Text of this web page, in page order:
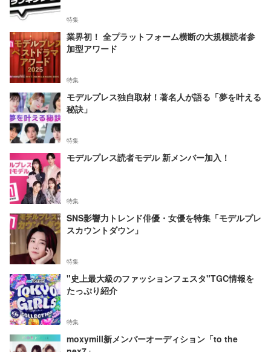
特集
業界初！ 全プラットフォーム横断の大規模読者参
加型アワード
特集
モデルプレス独自取材！著名人が語る「夢を叶える
秘訣」
特集
モデルプレス読者モデル 新メンバー加入！
特集
SNS影響力トレンド俳優・女優を特集「モデルプレ
スカウントダウン」
特集
"史上最大級のファッションフェスタ"TGC情報を
たっぷり紹介
特集
moxymill新メンバーオーディション「to the